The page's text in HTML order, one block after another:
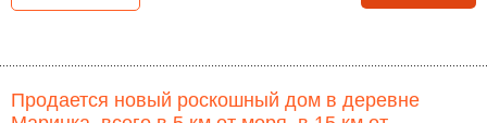
Продается новый роскошный дом в деревне